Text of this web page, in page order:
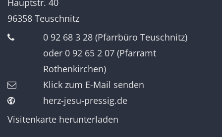
Hauptstr. 40
96358 Teuschnitz
0 92 68 3 28 (Pfarrbüro Teuschnitz)
oder 0 92 65 2 07 (Pfarramt
Rothenkirchen)
Klick zum E-Mail senden
herz-jesu-pressig.de
Visitenkarte herunterladen